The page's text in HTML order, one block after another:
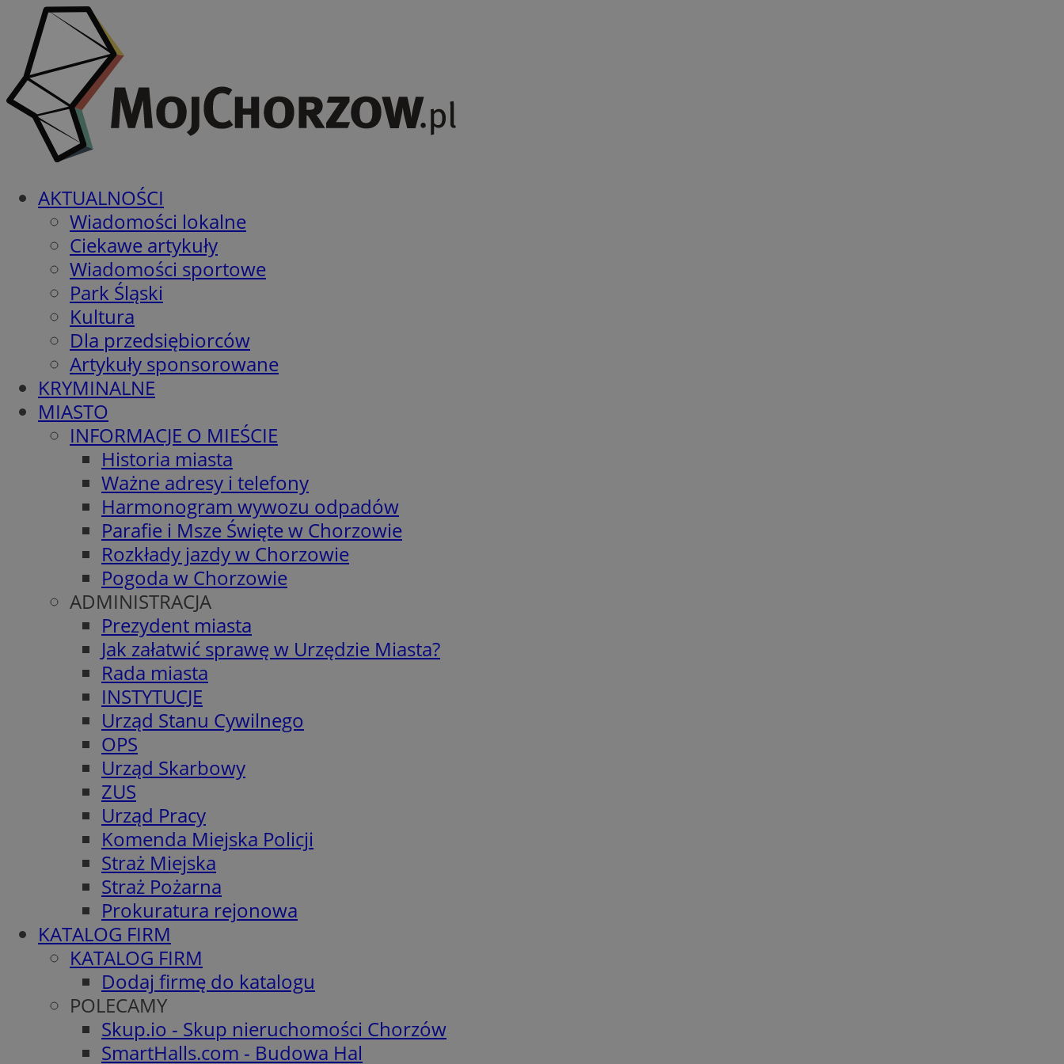
AKTUALNOŚCI
Wiadomości lokalne
Ciekawe artykuły
Wiadomości sportowe
Park Śląski
Kultura
Dla przedsiębiorców
Artykuły sponsorowane
KRYMINALNE
MIASTO
INFORMACJE O MIEŚCIE
Historia miasta
Ważne adresy i telefony
Harmonogram wywozu odpadów
Parafie i Msze Święte w Chorzowie
Rozkłady jazdy w Chorzowie
Pogoda w Chorzowie
ADMINISTRACJA
Prezydent miasta
Jak załatwić sprawę w Urzędzie Miasta?
Rada miasta
INSTYTUCJE
Urząd Stanu Cywilnego
OPS
Urząd Skarbowy
ZUS
Urząd Pracy
Komenda Miejska Policji
Straż Miejska
Straż Pożarna
Prokuratura rejonowa
KATALOG FIRM
KATALOG FIRM
Dodaj firmę do katalogu
POLECAMY
Skup.io - Skup nieruchomości Chorzów
SmartHalls.com - Budowa Hal